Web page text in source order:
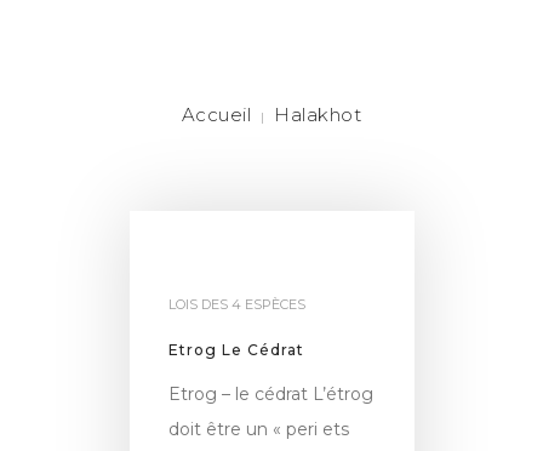
Accueil Halakhot
LOIS DES 4 ESPÈCES
Etrog Le Cédrat
Etrog – le cédrat L’étrog
doit être un « peri ets